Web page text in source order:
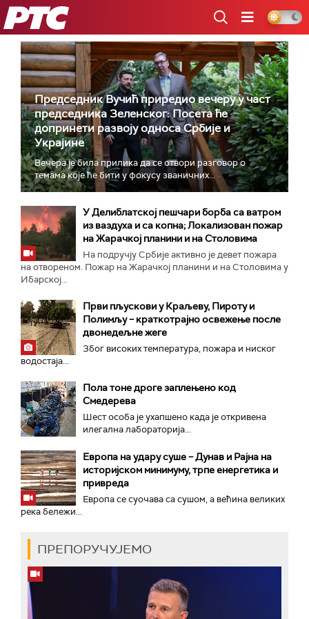
РТС
Председник Вучић приредио вечеру у част
председника Зеленског: Посета ће
допринети развоју односа Србије и
Украјине
Вечера је била прилика да се отвори разговор о
темама које ће бити у фокусу званичних...
У Делиблатској пешчари борба са ватром
из ваздуха и са копна; Локализован пожар
на Жарачкој планини и на Столовима
На подручју Србије активно је девет пожара
на отвореном. Пожар на Жарачкој планини и на Столовима у
Ибарској...
Први пљускови у Краљеву, Пироту и
Полимљу – краткотрајно освежење после
двонедељне жеге
Због високих температура, пожара и ниског
водостаја...
Пола тоне дроге заплењено код
Смедерева
Шест особа је ухапшено када је откривена
илегална лабораторија...
Европа на удару суше – Дунав и Рајна на
историјском минимуму, трпе енергетика и
привреда
Европа се суочава са сушом, а већина великих
река бележи...
ПРЕПОРУЧУЈЕМО